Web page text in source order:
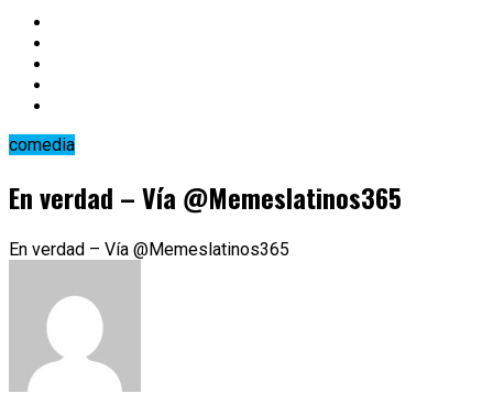
comedia
En verdad – Vía @Memeslatinos365
En verdad – Vía @Memeslatinos365